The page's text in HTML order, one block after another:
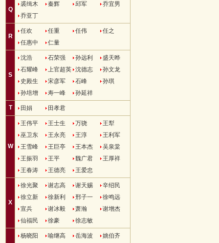
Q
裘缉木 秦辉 邱军
乔宜男
乔亚丁
R
任欢 任重 任伟
任之
任惠中
仁量
S
沈浩 石荣强 孙远利
盛天晔
石耀峰
上官超英 沈德志
孙文龙
史殿生
宋彦军 石峰
孙琪
孙培增
寿一峰 孙延祥
T 田娟 田孝君
W
王伟平 王士生 万骁
王犁
巫卫东
王永亮 王淳
王利军
王雪峰
王巨亭 王本杰
吴泉棠
王振羽
王平 魏广君
王厚祥
王春涛
王德亮 王爱忠
X
徐光聚 谢志高 谢天赐
辛绍民
徐立新
徐新利 邢子一
徐鸣远
宣兵
谢冰毅 萧瀚
谢增杰
仙福民
徐豪 徐志敏
杨晓阳 喻继高 岳海波
姚伯齐